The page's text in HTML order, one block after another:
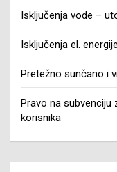
Isključenja vode –
Isključenja el.
Pretežno sunčano i
Pravo na subvenciju
korisnika